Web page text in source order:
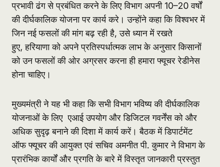
प्रभावी ढंग से प्रबंधित करने के लिए विभाग अपनी 10–20 वर्षों
की दीर्घकालिक योजना पर कार्य करे। उन्होंने कहा कि विश्वभर में
जिन नई फसलों की मांग बढ़ रही है, उसे ध्यान में रखते
हुए, हरियाणा को अपने प्रतिस्पर्धात्मक लाभ के अनुसार किसानों
को उन फसलों की ओर अग्रसर करना ही हमारा फ्यूचर रेडीनेस
होना चाहिए।
मुख्यमंत्री ने यह भी कहा कि सभी विभाग भविष्य की दीर्घकालिक
योजनाओं के लिए एआई उपयोग और डिजिटल गवर्नेंस को और
अधिक सुदृढ़ बनाने की दिशा में कार्य करें। बैठक में डिपार्टमेंट
ऑफ फ्यूचर की आयुक्त एवं सचिव अमनीत पी. कुमार ने विभाग के
प्रारंभिक कार्यों और प्रगति के बारे में विस्तृत जानकारी प्रस्तुत